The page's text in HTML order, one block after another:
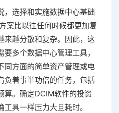
，选择和实施数据中心基础
案比以往任何时候都更加复
来越分散和复杂。因此，这
多个数据中心管理工具，
同方面的简单资产管理或电
负着事半功倍的任务，包括
算。确定DCIM软件的投资
具一样压力大且耗时。